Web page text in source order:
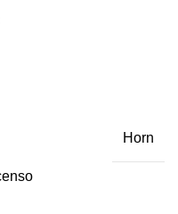
Horn